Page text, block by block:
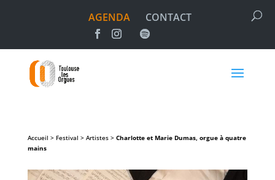
AGENDA CONTACT
Accueil > Festival > Artistes > Charlotte et Marie Dumas, orgue à quatre
mains